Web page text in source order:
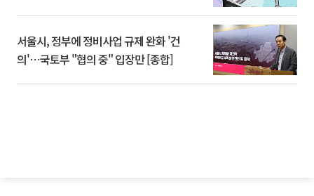
서울시, 정부에 정비사업 규제 완화 '건
의'⋯국토부 "협의 중" 입장만 [종합]